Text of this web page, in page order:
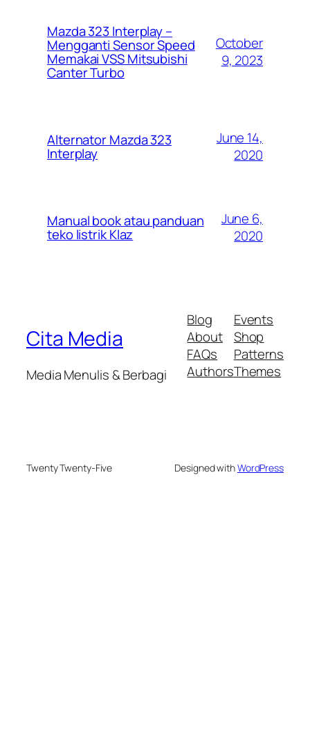
Mazda 323 Interplay –
Mengganti Sensor Speed
Memakai VSS Mitsubishi
Canter Turbo
October
9, 2023
Alternator Mazda 323
Interplay
June 14,
2020
Manual book atau panduan
teko listrik Klaz
June 6,
2020
Cita Media
Media Menulis & Berbagi
Blog
About
FAQs
Authors
Events
Shop
Patterns
Themes
Twenty Twenty-Five Designed withWordPress